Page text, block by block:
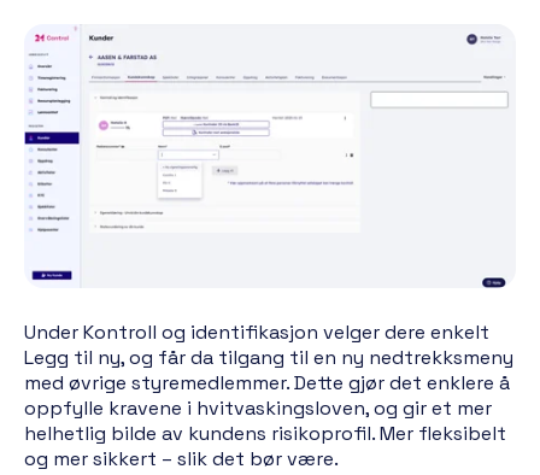
Under Kontroll og identifikasjon velger dere enkelt
Legg til ny, og får da tilgang til en ny nedtrekksmeny
med øvrige styremedlemmer. Dette gjør det enklere å
oppfylle kravene i hvitvaskingsloven, og gir et mer
helhetlig bilde av kundens risikoprofil. Mer fleksibelt
og mer sikkert – slik det bør være.